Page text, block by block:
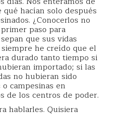
hacían solo después
¿Conocerlos no
paso para
que sus vidas
he creído que el
durado tanto tiempo si
importado; si las
no hubieran sido
campesinas en
de los centros de poder.
hablarles. Quisiera